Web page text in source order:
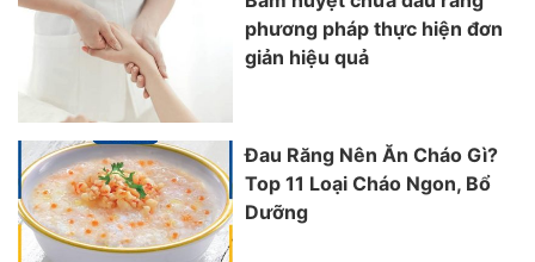
phương pháp thực hiện đơn
giản hiệu quả
Đau Răng Nên Ăn Cháo Gì?
Top 11 Loại Cháo Ngon, Bổ
Dưỡng